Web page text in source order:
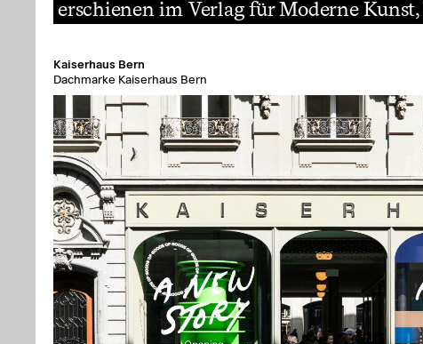
erschienen im Verlag für Moderne
Kaiserhaus Bern
Dachmarke Kaiserhaus Bern